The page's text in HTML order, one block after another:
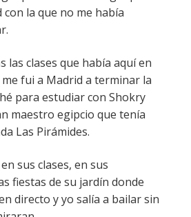
con la que no me había
las clases que había aquí en
fui a Madrid a terminar la
para estudiar con Shokry
maestro egipcio que tenía
Las Pirámides.
sus clases, en sus
fiestas de su jardín donde
directo y yo salía a bailar sin